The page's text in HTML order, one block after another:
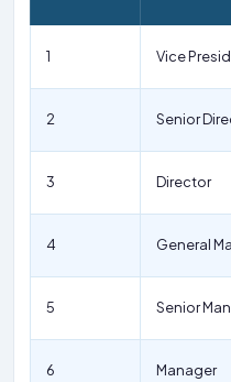
1 Vice
2 Senior
3 Director
4 General
5 Senior
6 Manager